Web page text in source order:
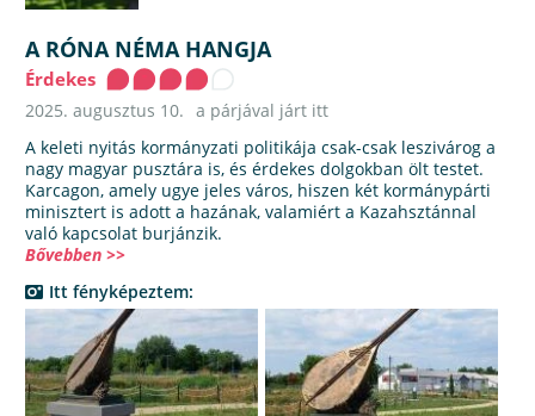
A RÓNA NÉMA HANGJA
Érdekes
2025. augusztus 10. a párjával járt itt
A keleti nyitás kormányzati politikája csak-csak leszivárog a
nagy magyar pusztára is, és érdekes dolgokban ölt testet.
Karcagon, amely ugye jeles város, hiszen két kormánypárti
minisztert is adott a hazának, valamiért a Kazahsztánnal
való kapcsolat burjánzik.
Bővebben >>
Itt fényképeztem: